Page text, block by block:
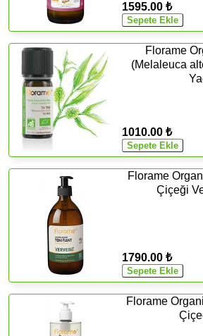
1595.00 ₺
Florame
(Melaleuca
1010.00 ₺
Florame
Çiçeği
1790.00 ₺
Florame